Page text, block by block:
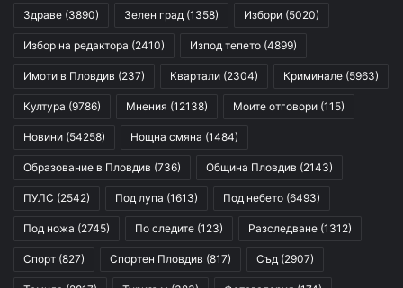
Здраве (3890) Зелен град (1358) Избори (5020)
Избор на редактора (2410) Изпод тепето (4899)
Имоти в Пловдив (237) Квартали (2304) Криминале (5963)
Култура (9786) Мнения (12138) Моите отговори (115)
Новини (54258) Нощна смяна (1484)
Образование в Пловдив (736) Община Пловдив (2143)
ПУЛС (2542) Под лупа (1613) Под небето (6493)
Под ножа (2745) По следите (123) Разследване (1312)
Спорт (827) Спортен Пловдив (817) Съд (2907)